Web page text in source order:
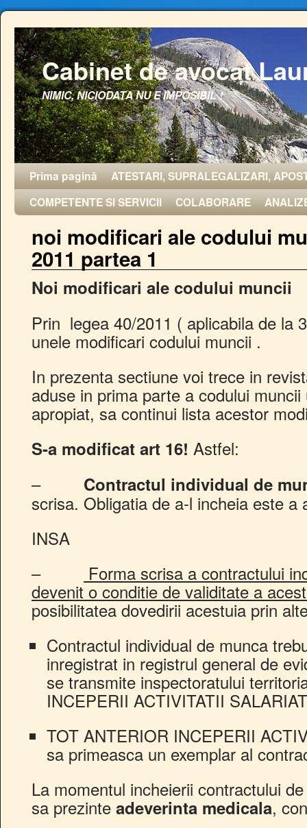
Cabinet de avocat
NIMIC, NICIODATA NU E IMPOSIBIL !
Prima pagină
ATESTARI, SUPRALEGALIZARI,
COMPETENTE SI SERVICII
COLABORARE
noi modificari ale codului
2011 partea 1
Noi modificari ale codului muncii
Prin legea 40/2011 ( aplicabila de la
unele modificari codului muncii .
In prezenta sectiune voi trece in
aduse in prima parte a codului
apropiat, sa continui lista acestor
S-a modificat art 16! Astfel:
–
Contractul individual de
scrisa. Obligatia de a-l incheia este a
INSA
–
Forma scrisa a contractului
devenit o conditie de validitate a
posibilitatea dovedirii acestuia prin
Contractul individual de munca
inregistrat in registrul general de
se transmite inspectoratului
INCEPERII ACTIVITATII
TOT ANTERIOR INCEPERII
sa primeasca un exemplar al
La momentul incheierii contractului
sa prezinte adeverinta medicala,